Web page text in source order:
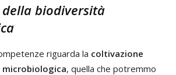
biodiversità
riguarda la coltivazione
, quella che potremmo